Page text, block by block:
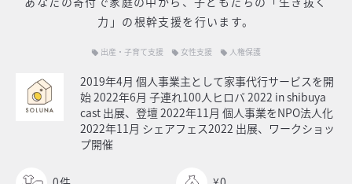
力」の根幹支援を行います。
local_offer 出産・子育て支援 local_offer 女性支援 local_offer 人権保護
2019年4月 個人事業主として家事代行サービスを開
始 2022年6月 子連れ100人ヒロバ 2022 in shibuya
cast 出展、登壇 2022年11月 個人事業をNPO法人化
2022年11月 シェアフェス2022 出展、ワークショッ
プ開催